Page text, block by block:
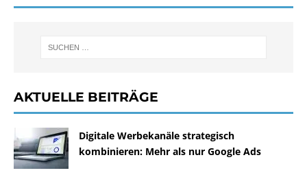
AKTUELLE BEITRÄGE
Digitale Werbekanäle strategisch
kombinieren: Mehr als nur Google Ads